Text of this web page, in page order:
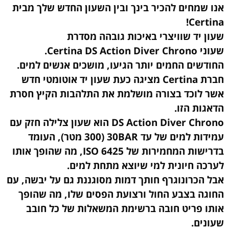
אנו שמחים להכיר בינך ובין השעון החדש שלך מבית
Certina!
שעון יד שוויצרי באיכות גובהה מסדרת
שעוני Certina DS Action Diver Chrono.
החודשים החמים יותר הגיעו, מושכים אנשים למים.
חברת Certina מציגה כעת שעון יד אוטומטי חדש
אשר לוכד בצורה מושלמת את התלהבות הקיץ חסרת
הדאגות הזו.
DS Action Diver Chrono הוא שעון צלילה חזק עם
עמידות למים של עד 30BAR (300 מטר), העומד
בדרישות המחמירות של ISO 6425, מה שהופך אותו
לערכה חיונית למי שיוצא מתחת למים.
אבל הכרונוגרף חותך דמות מסוגננת גם על יבשה, עם
החוגה בצבע החול ורצועת הפסים שלו, מה שהופך
אותו פריט חובה ברשימת המשאלות של כל חובב
שעונים.